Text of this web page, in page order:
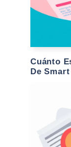
Cuánto
De